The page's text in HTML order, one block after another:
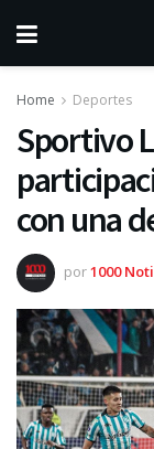
Home Deportes
Sportivo
con una
por1000